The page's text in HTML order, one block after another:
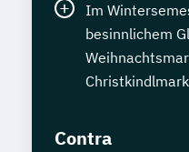
Im
besinnlichem
Contra